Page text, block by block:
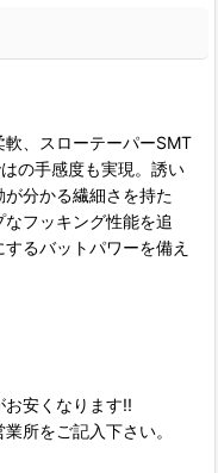
、スローテーパーSMT
の手感度も実現。誘い
分かる繊細さを持た
フッキング性能を追
るバットパワーを備え
安くなります!!
所をご記入下さい。